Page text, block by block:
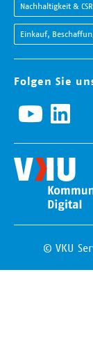
Nachhaltigkeit & CSR
Einkauf,
Folgen Sie
© VKU